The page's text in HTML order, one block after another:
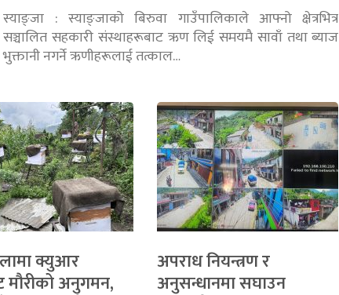
स्याङ्जा : स्याङ्जाको बिरुवा गाउँपालिकाले आफ्नो क्षेत्रभित्र
सञ्चालित सहकारी संस्थाहरूबाट ऋण लिई समयमै सावाँ तथा ब्याज
भुक्तानी नगर्ने ऋणीहरूलाई तत्काल…
क्युआर
मौरीको अनुगमन,
अपराध नियन्त्रण र
अनुसन्धानमा सघाउन